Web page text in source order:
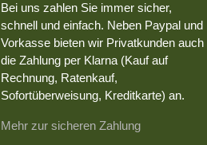
Bei uns zahlen Sie immer sicher,
schnell und einfach. Neben Paypal und
Vorkasse bieten wir Privatkunden auch
die Zahlung per Klarna (Kauf auf
Rechnung, Ratenkauf,
Sofortüberweisung, Kreditkarte) an.
Mehr zur sicheren Zahlung